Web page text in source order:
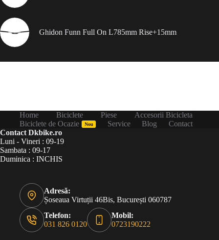
Ghidon Funn Full On L785mm Rise+15mm
Home Biciclete Piese
Accesorii Bicicleta
Biciclete de Ocazie
Nou Service Blog
Contact
Contact Dkbike.ro
Luni - Vineri : 09-19
Sambata : 09-17
Duminica : INCHIS
Adresă:
Șoseaua Virtuții 46Bis, București 060787
Telefon:
031 826 0120
Mobil:
0723190222